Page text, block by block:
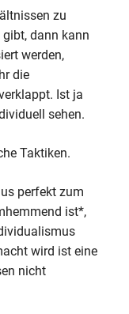
zu
dann kann
werden,
die
Ist ja
sehen.
Taktiken.
perfekt zum
ist*,
wird ist eine
nicht